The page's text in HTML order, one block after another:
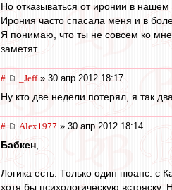
Но отказываться от иронии в
Ирония часто спасала меня и в
Я понимаю, что ты не совсем ко
заметят.
# _Jeff» 30 апр 2012 18:17
Ну кто две недели потерял, я так
# Alex1977 » 30 апр 2012 18:14
Бабкен
Логика есть. Только один нюанс: с
хотя бы психологическую встряску.